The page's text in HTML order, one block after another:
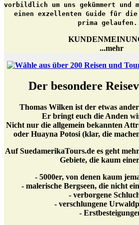
vorbildlich um uns gekümmert und
einen exzellenten Guide für
prima
...mehr
Der besondere
Thomas Wilken ist der etwas
Er bringt euch die Anden
Nicht nur die allgemein bekannten
oder Huayna Potosi (klar, die
Auf SuedamerikaTours.de es geht
Gebiete, die kaum
- 5000er, von denen kaum
- malerische Bergseen, die nicht
- verborgene
- verschlungene
-